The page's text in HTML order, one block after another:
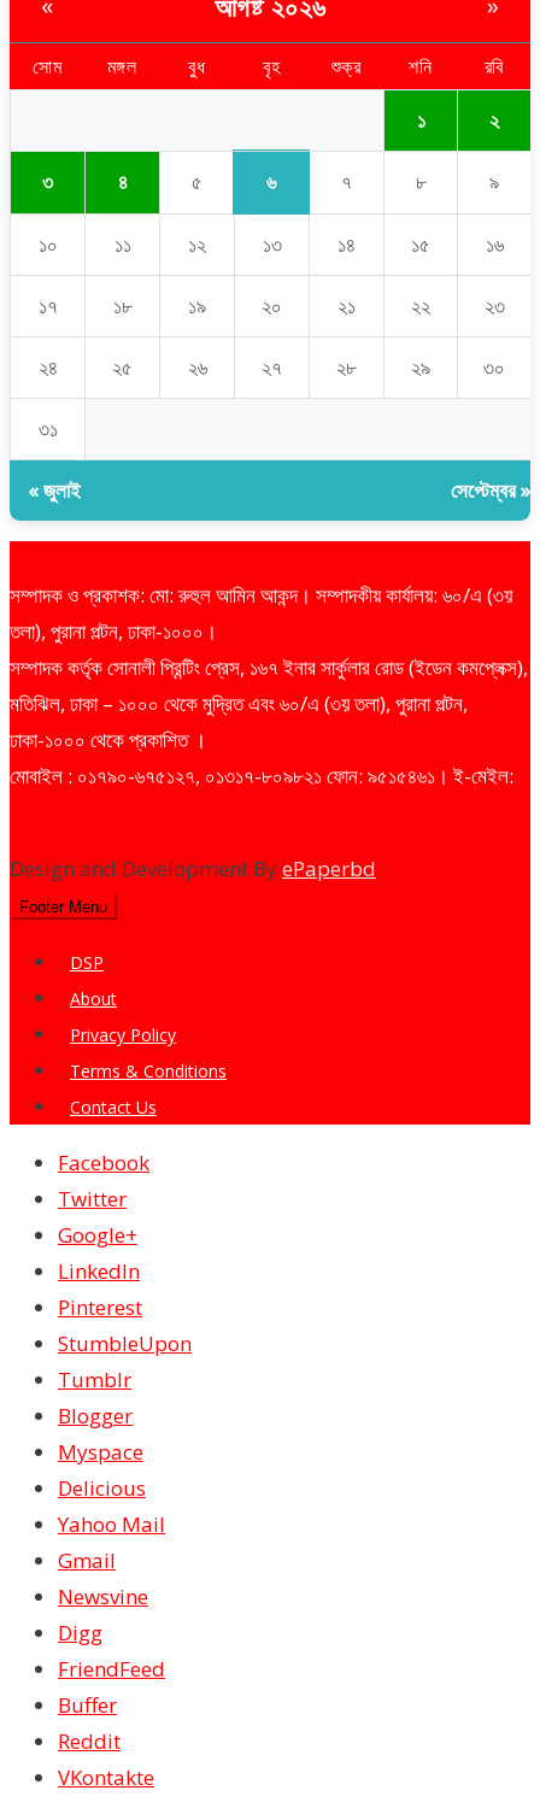
সোম মঙ্গল বুধ বৃহ শুক্র শনি রবি
১ ২
৩ ৪ ৫ ৬ ৭ ৮ ৯
১০ ১১ ১২ ১৩ ১৪ ১৫ ১৬
১৭ ১৮ ১৯ ২০ ২১ ২২ ২৩
২৪ ২৫ ২৬ ২৭ ২৮ ২৯ ৩০
৩১
« জুলাই সেপ্টেম্বর »
সম্পাদক ও প্রকাশক: মো: রুহুল আমিন আকন্দ। সম্পাদকীয় কার্যালয়: ৬০/এ (৩য়
তলা), পুরানা পল্টন, ঢাকা-১০০০।
সম্পাদক কর্তৃক সোনালী প্রিন্টিং প্রেস, ১৬৭ ইনার সার্কুলার রোড (ইডেন কমপ্লেক্স),
মতিঝিল, ঢাকা – ১০০০ থেকে মুদ্রিত এবং ৬০/এ (৩য় তলা), পুরানা পল্টন,
ঢাকা-১০০০ থেকে প্রকাশিত ।
মোবাইল : ০১৭৯০-৬৭৫১২৭, ০১৩১৭-৮০৯৮২১ ফোন: ৯৫১৫৪৬১। ই-মেইল:
Design and Development ByePaperbd
Footer Menu
DSP
About
Privacy Policy
Terms & Conditions
Contact Us
Facebook
Twitter
Google+
LinkedIn
Pinterest
StumbleUpon
Tumblr
Blogger
Myspace
Delicious
Yahoo Mail
Gmail
Newsvine
Digg
FriendFeed
Buffer
Reddit
VKontakte